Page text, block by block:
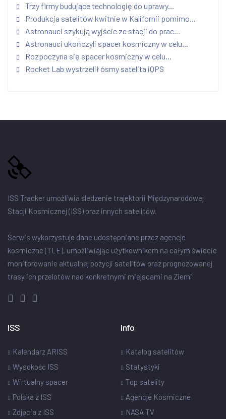
Trzy firmy budujące technologię do uprawy...
Produkcja satelitów kwitnie w Kalifornii pomimo...
Astronauci szykują wyjście ze stacji do prac...
Astronauci ukończyli spacer kosmiczny w celu...
Rozpoczyna się spacer kosmiczny w celu...
Rocket Lab wystrzelił ósmy satelita iQPS
ISS Tracker umożliwia śledzenie trajektorii Międzynarodowej
Stacji Kosmicznej (ISS) oraz innych satelitów.
Serwis wykorzystuje dane udostępniane przez agencje
kosmiczne (TLE), umożliwiając użytkownikom na całym świecie
monitorowanie aktualnej pozycji satelitów oraz prognozowanej
trasy ich przelotów nad konkretnymi miejscami na Ziemi.
ISS
Kalendarz ARISS
Wysokość ISS
Wirtualny spacer
Polska z ISS
Zdjęcia z ISS
Info
Katalog satelitów
Statystyki
Top satelity
Agencje Kosmiczne
NASA TV